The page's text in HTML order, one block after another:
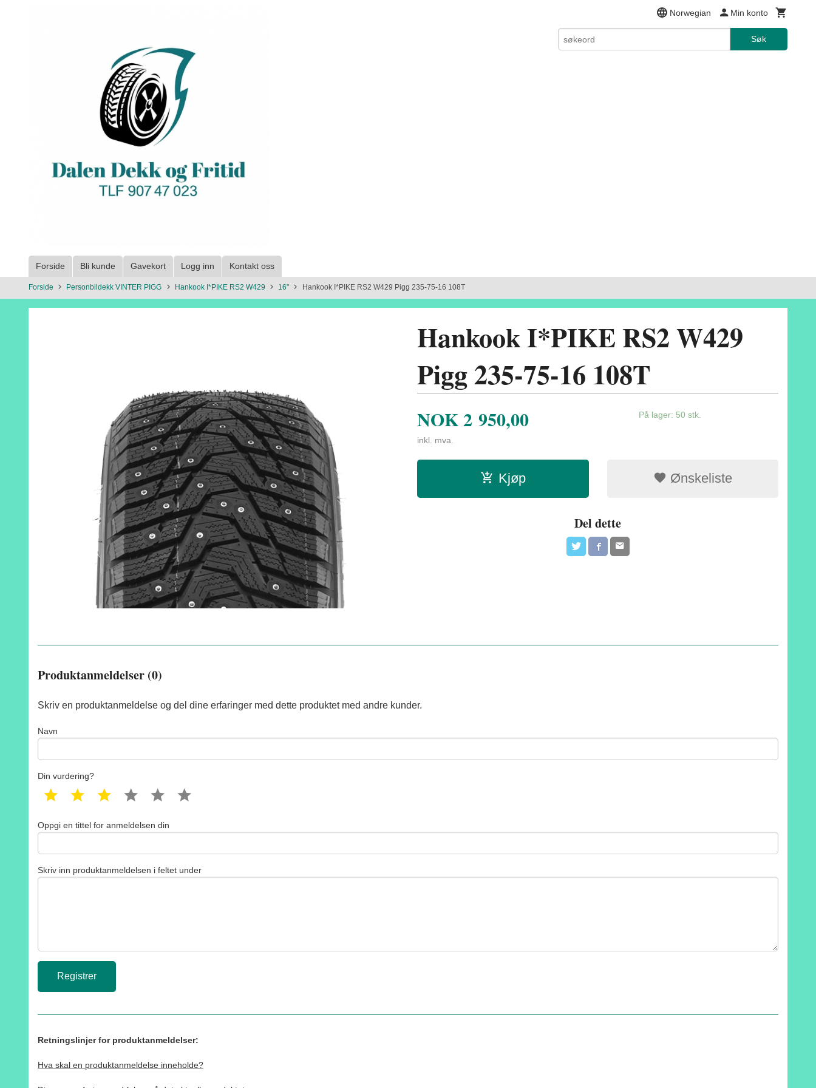
Norwegian Min konto
Søk
Forside Bli kunde Gavekort Logg inn Kontakt oss
Forside Personbildekk VINTER PIGG Hankook I*PIKE RS2 W429 16" Hankook I*PIKE RS2 W429 Pigg 235-75-16 108T
Hankook I*PIKE RS2 W429
Pigg 235-75-16 108T
NOK2 950,00
inkl. mva.
På lager: 50 stk.
Kjøp Ønskeliste
Del dette
Produktanmeldelser (0)
Skriv en produktanmeldelse og del dine erfaringer med dette produktet med andre kunder.
Navn
Din vurdering?
1 star 2 star 3 star 4 star 5 star
Oppgi en tittel for anmeldelsen din
Skriv inn produktanmeldelsen i feltet under
Retningslinjer for produktanmeldelser:
Hva skal en produktanmeldelse inneholde?